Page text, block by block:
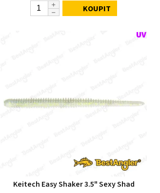
KOUPIT
Keitech Easy Shaker 3.5" Sexy Shad